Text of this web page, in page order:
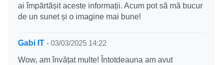
ai împărtășit aceste informații. Acum pot să mă bucur
de un sunet și o imagine mai bune!
Gabi IT - 03/03/2025 14:22
Wow, am învățat multe! Întotdeauna am avut